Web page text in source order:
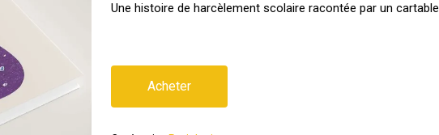
Une histoire de harcèlement scolaire racontée par un cartable
Acheter